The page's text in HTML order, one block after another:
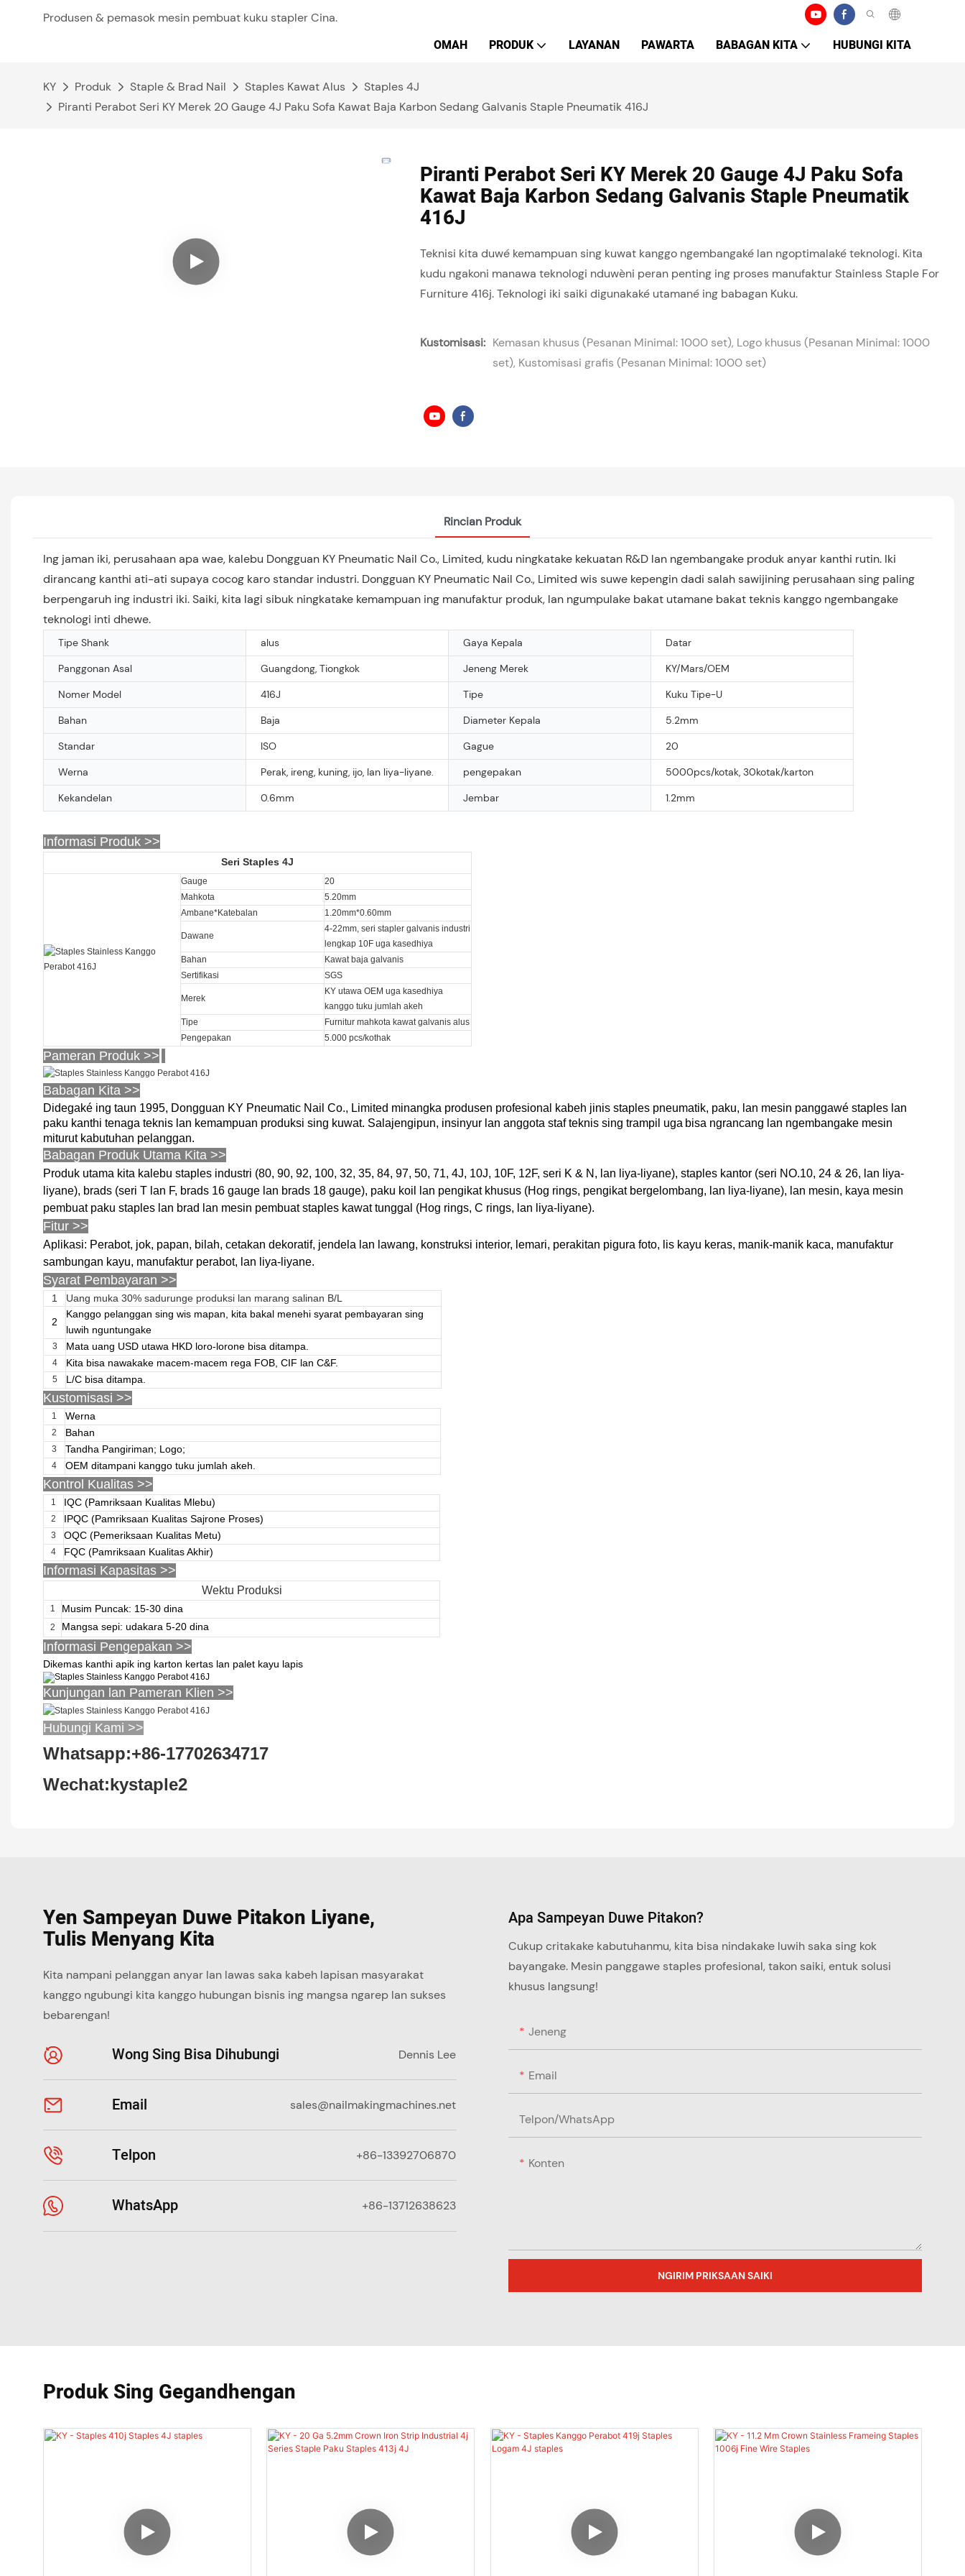
Produsen & pemasok mesin pembuat kuku stapler Cina.
OMAH PRODUK LAYANAN PAWARTA BABAGAN KITA HUBUNGI KITA
KY Produk Staple & Brad Nail Staples Kawat Alus
Staples 4J
Piranti Perabot Seri KY Merek 20 Gauge 4J Paku Sofa Kawat Baja Karbon Sedang Galvanis Staple Pneumatik 416J
Piranti Perabot Seri KY Merek 20 Gauge 4J Paku Sofa
Kawat Baja Karbon Sedang Galvanis Staple Pneumatik
416J
Teknisi kita duwé kemampuan sing kuwat kanggo ngembangaké lan ngoptimalaké teknologi. Kita
kudu ngakoni manawa teknologi nduwèni peran penting ing proses manufaktur Stainless Staple For
Furniture 416j. Teknologi iki saiki digunakaké utamané ing babagan Kuku.
Kustomisasi: Kemasan khusus (Pesanan Minimal: 1000 set), Logo khusus (Pesanan Minimal: 1000
set), Kustomisasi grafis (Pesanan Minimal: 1000 set)
Rincian Produk
Ing jaman iki, perusahaan apa wae, kalebu Dongguan KY Pneumatic Nail Co., Limited, kudu ningkatake kekuatan R&D lan ngembangake produk anyar kanthi rutin. Iki
dirancang kanthi ati-ati supaya cocog karo standar industri. Dongguan KY Pneumatic Nail Co., Limited wis suwe kepengin dadi salah sawijining perusahaan sing paling
berpengaruh ing industri iki. Saiki, kita lagi sibuk ningkatake kemampuan ing manufaktur produk, lan ngumpulake bakat utamane bakat teknis kanggo ngembangake
teknologi inti dhewe.
Tipe Shank alus Gaya Kepala
Datar
Panggonan Asal
Guangdong, Tiongkok Jeneng Merek
KY/Mars/OEM
Nomer Model
416J Tipe
Kuku Tipe-U
Bahan
Baja Diameter Kepala
5.2mm
Standar
ISO Gague
20
Werna
Perak, ireng, kuning, ijo, lan liya-liyane. pengepakan
5000pcs/kotak, 30kotak/karton
Kekandelan
0.6mm Jembar 1.2mm
Informasi Produk >>
Seri Staples 4J
Gauge
20
Mahkota
5.20mm
Ambane*Katebalan
1.20mm*0.60mm
Dawane
4-22mm, seri stapler galvanis industri
lengkap 10F uga kasedhiya
Bahan
Kawat baja galvanis
Sertifikasi
SGS
Merek
KY utawa OEM uga kasedhiya
kanggo tuku jumlah akeh
Tipe
Furnitur mahkota kawat galvanis alus
Pengepakan
5.000 pcs/kothak
Pameran Produk >>
Babagan Kita >>
Didegaké ing taun 1995, Dongguan KY Pneumatic Nail Co., Limited minangka produsen profesional kabeh jinis staples pneumatik, paku, lan mesin panggawé staples lan
paku kanthi tenaga teknis lan kemampuan produksi sing kuwat. Salajengipun, insinyur lan anggota staf teknis sing trampil uga bisa ngrancang lan ngembangake mesin
miturut kabutuhan pelanggan.
Babagan Produk Utama Kita >>
Produk utama kita kalebu staples industri (80, 90, 92, 100, 32, 35, 84, 97, 50, 71, 4J, 10J, 10F, 12F, seri K & N, lan liya-liyane), staples kantor (seri NO.10, 24 & 26, lan liya-
liyane), brads (seri T lan F, brads 16 gauge lan brads 18 gauge), paku koil lan pengikat khusus (Hog rings, pengikat bergelombang, lan liya-liyane), lan mesin, kaya mesin
pembuat paku staples lan brad lan mesin pembuat staples kawat tunggal (Hog rings, C rings, lan liya-liyane).
Fitur >>
Aplikasi: Perabot, jok, papan, bilah, cetakan dekoratif, jendela lan lawang, konstruksi interior, lemari, perakitan pigura foto, lis kayu keras, manik-manik kaca, manufaktur
sambungan kayu, manufaktur perabot, lan liya-liyane.
Syarat Pembayaran >>
1 Uang muka 30% sadurunge produksi lan marang salinan B/L
2
Kanggo pelanggan sing wis mapan, kita bakal menehi syarat pembayaran sing
luwih nguntungake
3 Mata uang USD utawa HKD loro-lorone bisa ditampa.
4 Kita bisa nawakake macem-macem rega FOB, CIF lan C&F.
5 L/C bisa ditampa.
Kustomisasi >>
1 Werna
2 Bahan
3 Tandha Pangiriman; Logo;
4 OEM ditampani kanggo tuku jumlah akeh.
Kontrol Kualitas >>
1 IQC (Pamriksaan Kualitas Mlebu)
2 IPQC (Pamriksaan Kualitas Sajrone Proses)
3 OQC (Pemeriksaan Kualitas Metu)
4 FQC (Pamriksaan Kualitas Akhir)
Informasi Kapasitas >>
Wektu Produksi
1 Musim Puncak: 15-30 dina
2 Mangsa sepi: udakara 5-20 dina
Informasi Pengepakan >>
Dikemas kanthi apik ing karton kertas lan palet kayu lapis
Kunjungan lan Pameran Klien >>
Hubungi Kami >>
Whatsapp:+86-17702634717
Wechat:kystaple2
Yen Sampeyan Duwe Pitakon Liyane,
Tulis Menyang Kita
Kita nampani pelanggan anyar lan lawas saka kabeh lapisan masyarakat
kanggo ngubungi kita kanggo hubungan bisnis ing mangsa ngarep lan sukses
bebarengan!
Wong Sing Bisa Dihubungi Dennis Lee
Email sales@nailmakingmachines.net
Telpon +86-13392706870
WhatsApp +86-13712638623
Apa Sampeyan Duwe Pitakon?
Cukup critakake kabutuhanmu, kita bisa nindakake luwih saka sing kok
bayangake. Mesin panggawe staples profesional, takon saiki, entuk solusi
khusus langsung!
Jeneng
Email
Telpon/whatsApp
Konten
NGIRIM PRIKSAAN SAIKI
Produk Sing Gegandhengan